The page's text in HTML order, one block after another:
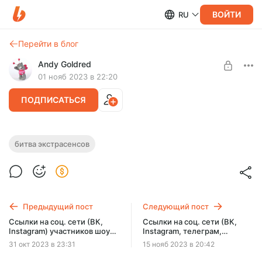
RU ВОЙТИ
Перейти в блог
Andy Goldred
01 нояб 2023 в 22:20
ПОДПИСАТЬСЯ
Ссылки на соц. сети (ВК, Instagram,
ЭКСТРАСЕНСЫ: БИТВА СИЛЬНЕЙШИХ
Битва сильнейших"
битва экстрасенсов
Предыдущий пост
Ссылки на соц. сети (ВК,
Instagram) участников шоу
АДСКИЙ ШЕФ 2 сезон
31 окт 2023 в 23:31
Следующий пост
Ссылки на соц. сети (ВК,
Instagram, телеграм,
Youtube, TikTok, Twitch,
Яндекс Музыка, ВК Музыка)
15 нояб 2023 в 20:42